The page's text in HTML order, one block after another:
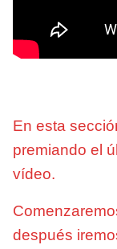
En esta
premiando el
vídeo.
después